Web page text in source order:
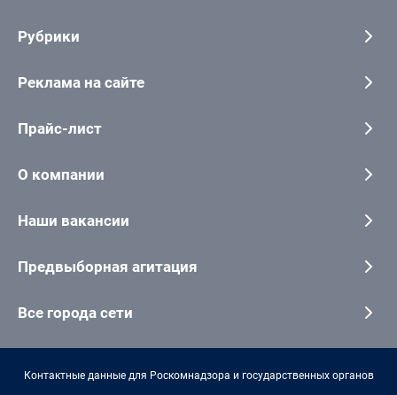
Рубрики
Реклама на сайте
Прайс-лист
О компании
Наши вакансии
Предвыборная агитация
Все города сети
Контактные данные для Роскомнадзора и государственных органов